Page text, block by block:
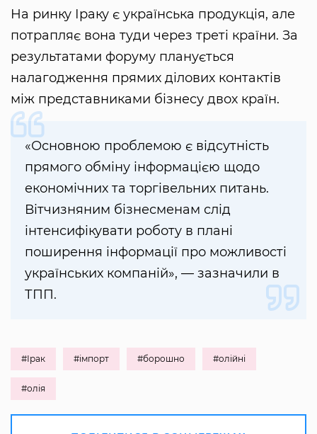
На ринку Іраку є українська продукція, але
потрапляє вона туди через треті країни. За
результатами форуму планується
налагодження прямих ділових контактів
між представниками бізнесу двох країн.
«Основною проблемою є відсутність
прямого обміну інформацією щодо
економічних та торгівельних питань.
Вітчизняним бізнесменам слід
інтенсифікувати роботу в плані
поширення інформації про можливості
українських компаній», — зазначили в
ТПП.
#Ірак #імпорт #борошно #олійні
#олія